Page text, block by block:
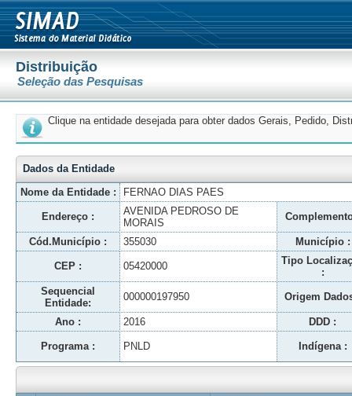
Distribuição
Seleção das Pesquisas
Clique na entidade desejada para obter dados Gerais, Pedido,
Dados da Entidade
Nome da Entidade :
FERNAO DIAS PAES
Endereço :
AVENIDA PEDROSO DE
MORAIS
Cód.Município : 355030 Município :
CEP : 05420000
Tipo
:
Sequencial
Entidade:
000000197950 Origem
Ano : 2016 DDD :
Programa : PNLD Indígena :